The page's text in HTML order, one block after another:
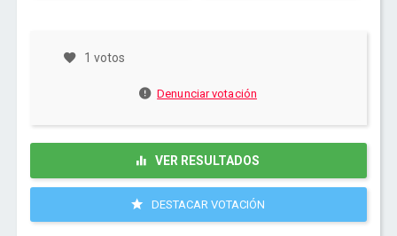
1 votos
Denunciar votación
VER RESULTADOS
DESTACAR VOTACIÓN